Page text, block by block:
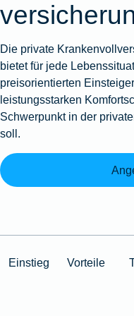
Die private
bietet für jede
preisorientierten
leistungsstarken
Schwerpunkt in der
soll.
Einstieg Vorteile